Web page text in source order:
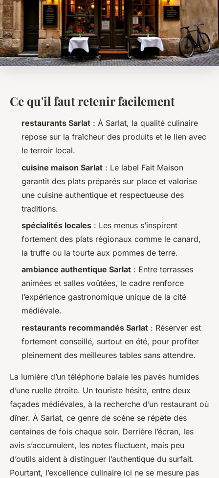
Ce qu'il faut retenir facilement
restaurants Sarlat : À Sarlat, la qualité culinaire
repose sur la fraîcheur des produits et le lien avec
le terroir local.
cuisine maison Sarlat : Le label Fait Maison
garantit des plats préparés sur place et valorise
une cuisine authentique et respectueuse des
traditions.
spécialités locales : Les menus s’inspirent
fortement des plats régionaux comme le canard,
la truffe ou la tourte aux pommes de terre.
ambiance authentique Sarlat : Entre terrasses
animées et salles voûtées, le cadre renforce
l’expérience gastronomique unique de la cité
médiévale.
restaurants recommandés Sarlat : Réserver est
fortement conseillé, surtout en été, pour profiter
pleinement des meilleures tables sans attendre.
La lumière d’un téléphone balaie les pavés humides
d’une ruelle étroite. Un touriste hésite, entre deux
façades médiévales, à la recherche d’un restaurant où
dîner. À Sarlat, ce genre de scène se répète des
centaines de fois chaque soir. Derrière l’écran, les
avis s’accumulent, les notes fluctuent, mais peu
d’outils aident à distinguer l’authentique du surfait.
Pourtant, l’excellence culinaire ici ne se mesure pas